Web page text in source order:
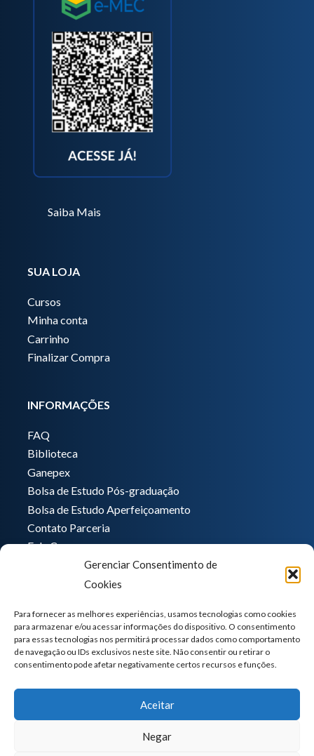
Gerenciar Consentimento de
Cookies
Para fornecer as melhores experiências, usamos tecnologias como cookies
para armazenar e/ou acessar informações do dispositivo. O consentimento
para essas tecnologias nos permitirá processar dados como comportamento
de navegação ou IDs exclusivos neste site. Não consentir ou retirar o
consentimento pode afetar negativamente certos recursos e funções.
Aceitar
Negar
Saiba Mais
SUA LOJA
Cursos
Minha conta
Carrinho
Finalizar Compra
INFORMAÇÕES
FAQ
Biblioteca
Ganepex
Bolsa de Estudo Pós-graduação
Bolsa de Estudo Aperfeiçoamento
Contato Parceria
Fale Conosco
informatica@ganeplar.com.br